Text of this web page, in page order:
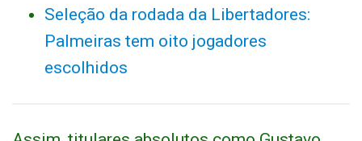
Seleção da rodada da Libertadores:
Palmeiras tem oito jogadores
escolhidos